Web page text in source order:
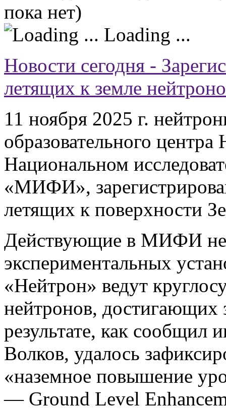
пока нет)
Loading ...
Новости сегодня -
летящих к земле
11 ноября 2025 г.
образовательного
Национальном
«МИФИ»,
летящих к поверхности
Действующие в МИФИ
экспериментальных
«Нейтрон» ведут
нейтронов, достигающих
результате, как
Волков, удалось
«наземное повышение
— Ground Level